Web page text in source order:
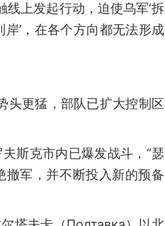
上发起行动，迫使乌军‘拆
’，在各个方向都无法形成
头更猛，部队已扩大控制区
斯克市内已爆发战斗，“瑟
军，并不断投入新的预备